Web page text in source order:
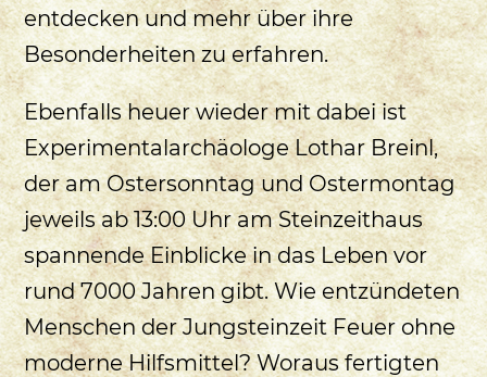
entdecken und mehr über ihre
Besonderheiten zu erfahren.
Ebenfalls heuer wieder mit dabei ist
Experimentalarchäologe Lothar Breinl,
der am Ostersonntag und Ostermontag
jeweils ab 13:00 Uhr am Steinzeithaus
spannende Einblicke in das Leben vor
rund 7000 Jahren gibt. Wie entzündeten
Menschen der Jungsteinzeit Feuer ohne
moderne Hilfsmittel? Woraus fertigten